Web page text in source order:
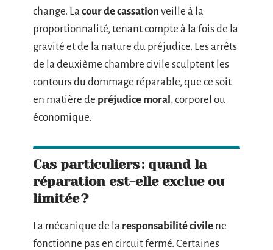
change. La cour de cassation veille à la
proportionnalité, tenant compte à la fois de la
gravité et de la nature du préjudice. Les arrêts
de la deuxième chambre civile sculptent les
contours du dommage réparable, que ce soit
en matière de préjudice moral, corporel ou
économique.
Cas particuliers : quand la
réparation est-elle exclue ou
limitée ?
La mécanique de la responsabilité civile ne
fonctionne pas en circuit fermé. Certaines